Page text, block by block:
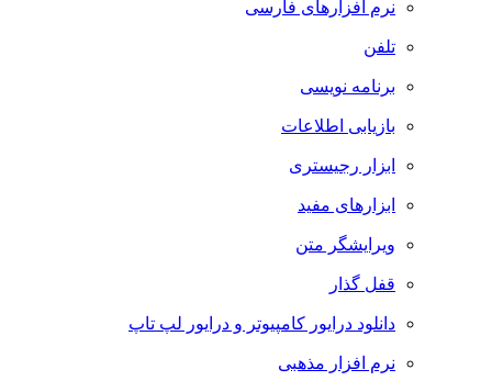
نرم افزارهای فارسی
تلفن
برنامه نویسی
بازیابی اطلاعات
ابزار رجیستری
ابزارهای مفید
ویرایشگر متن
قفل گذار
دانلود درایور کامپیوتر و درایور لپ تاپ
نرم افزار مذهبی